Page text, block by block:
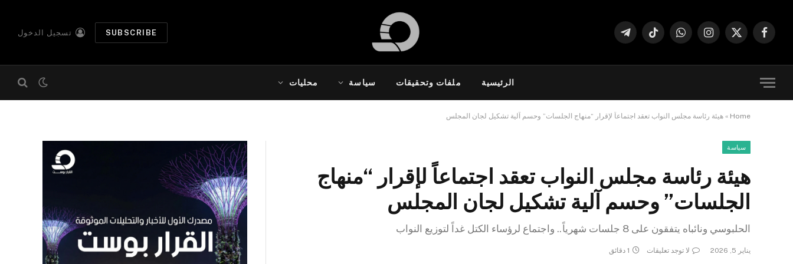
فيسبوكX
الانستغرامواتساب تيكتوك تيلقرام
SUBSCRIBE تسجيل الدخول
الرئيسية ملفات وتحقيقات سياسة محليات
Home
» هيئة رئاسة مجلس النواب تعقد اجتماعاً لإقرار “منهاج الجلسات” وحسم آلية تشكيل لجان المجلس
سياسة
هيئة رئاسة مجلس النواب تعقد اجتماعاً لإقرار “منهاج
الجلسات” وحسم آلية تشكيل لجان المجلس
الحلبوسي ونائباه يتفقون على 8 جلسات شهرياً.. واجتماع لرؤساء الكتل غداً لتوزيع النواب
يناير 5, 2026 لا توجد تعليقات 1 دقائق